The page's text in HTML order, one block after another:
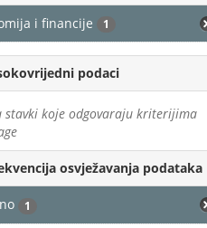
i financije 1
podaci
stavki koje odgovaraju kriterijima
osvježavanja podataka
1